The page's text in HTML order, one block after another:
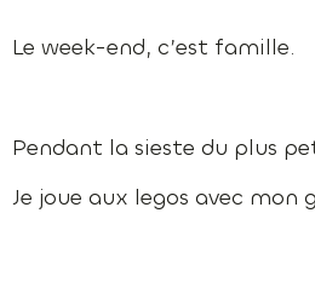
Le week-end, c’est famille.
Pendant la sieste du plus
Je joue aux legos avec mon